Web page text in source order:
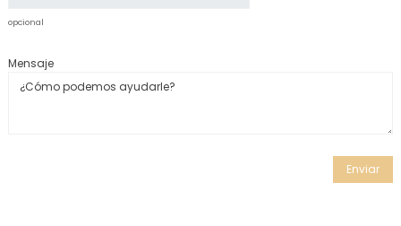
opcional
Mensaje